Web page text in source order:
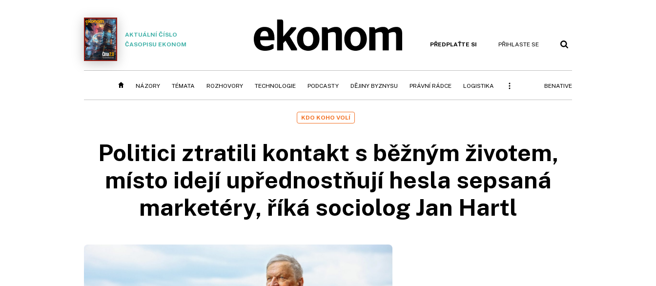
AKTUÁLNÍ ČÍSLO
ČASOPISU EKONOM
PŘEDPLAŤTE SI PŘIHLASTE SE
NÁZORY TÉMATA ROZHOVORY TECHNOLOGIE PODCASTY DĚJINY BYZNYSU PRÁVNÍ RÁDCE LOGISTIKA BENATIVE
KDO KOHO VOLÍ
Politici ztratili kontakt s běžným životem,
místo idejí upřednostňují hesla sepsaná
marketéry, říká sociolog Jan Hartl